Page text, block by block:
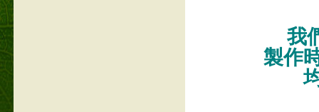
我
製作